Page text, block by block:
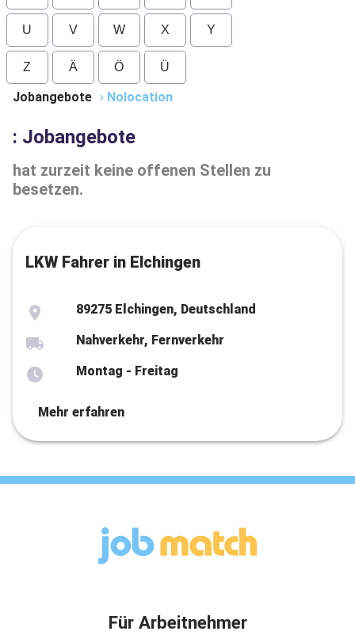
U V W X Y
Z Ä Ö Ü
Jobangebote › Nolocation
: Jobangebote
hat zurzeit keine offenen Stellen zu
besetzen.
LKW Fahrer in Elchingen
89275 Elchingen, Deutschland
Nahverkehr, Fernverkehr
Montag - Freitag
Mehr erfahren
Für Arbeitnehmer